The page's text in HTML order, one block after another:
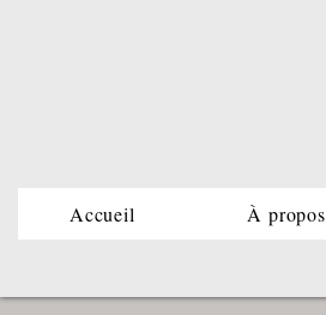
Accueil À propos